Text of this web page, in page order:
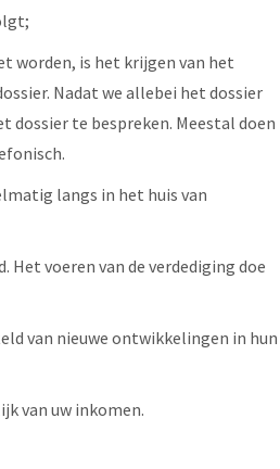
worden, is het krijgen van het
Nadat we allebei het dossier
dossier te bespreken. Meestal doen
langs in het huis van
voeren van de verdediging doe
van nieuwe ontwikkelingen in hun
van uw inkomen.